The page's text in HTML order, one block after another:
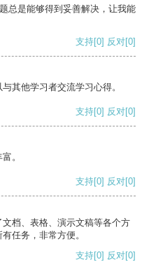
总是能够得到妥善解决，让我能
支持[0] 反对[0]
其他学习者交流学习心得。
支持[0] 反对[0]
。
支持[0] 反对[0]
档、表格、演示文稿等各个方
任务，非常方便。
支持[0] 反对[0]